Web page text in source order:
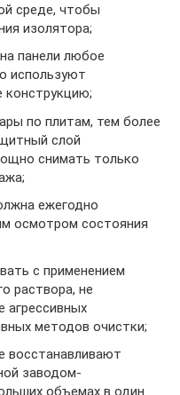
среде, чтобы
изолятора;
панели любое
используют
конструкцию;
по плитам, тем более
слой
снимать только
ежегодно
осмотром состояния
с применением
раствора, не
агрессивных
методов очистки;
восстанавливают
заводом-
объемах в один